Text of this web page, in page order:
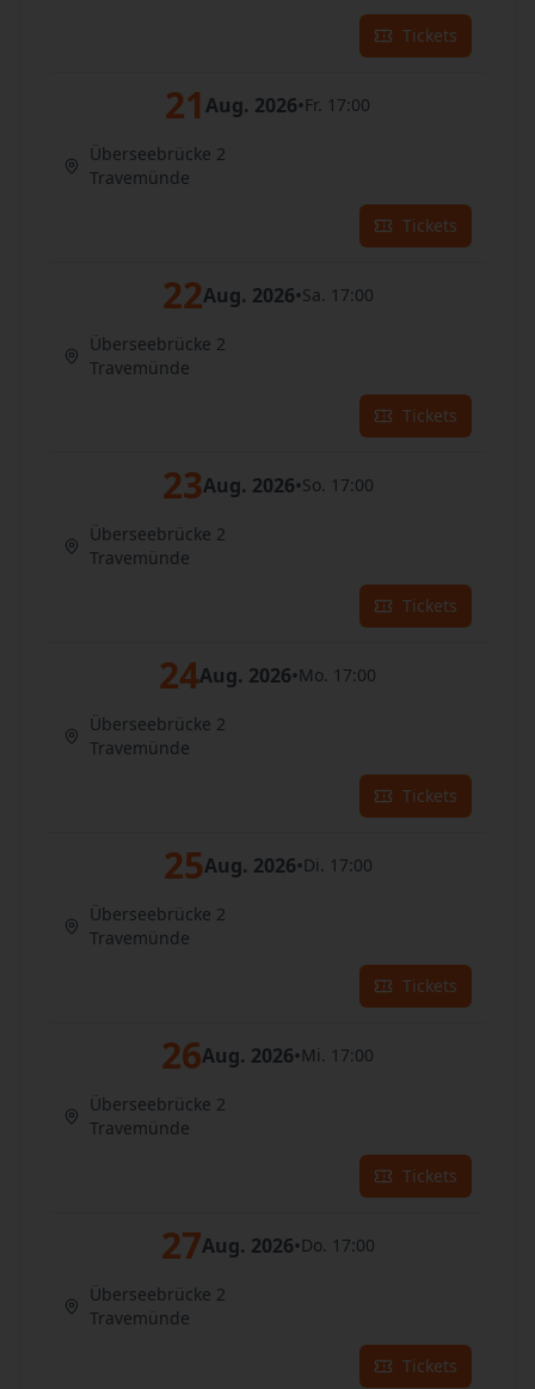
Tickets
21 Aug. 2026•Fr. 17:00
Überseebrücke 2
Travemünde
Tickets
22Aug. 2026•Sa. 17:00
Überseebrücke 2
Travemünde
Tickets
23Aug. 2026•So. 17:00
Überseebrücke 2
Travemünde
Tickets
24Aug. 2026•Mo. 17:00
Überseebrücke 2
Travemünde
Tickets
25Aug. 2026•Di. 17:00
Überseebrücke 2
Travemünde
Tickets
26Aug. 2026•Mi. 17:00
Überseebrücke 2
Travemünde
Tickets
27Aug. 2026•Do. 17:00
Überseebrücke 2
Travemünde
Tickets